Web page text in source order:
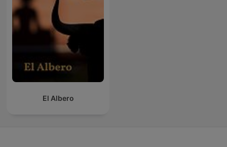
El Albero